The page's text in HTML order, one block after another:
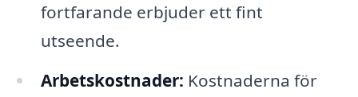
fortfarande erbjuder ett fint
utseende.
Arbetskostnader: Kostnaderna för